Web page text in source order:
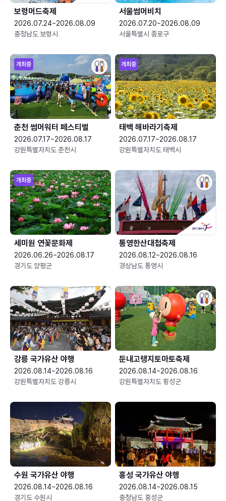
보령머드축제
2026.07.24~2026.08.09
충청남도 보령시
서울썸머비치
2026.07.20~2026.08.09
서울특별시 종로구
개최중
춘천 썸머워터 페스티벌
2026.07.17~2026.08.17
강원특별자치도 춘천시
개최중
태백 해바라기축제
2026.07.17~2026.08.17
강원특별자치도 태백시
개최중
세미원 연꽃문화제
2026.06.26~2026.08.17
경기도 양평군
통영한산대첩축제
2026.08.12~2026.08.16
경상남도 통영시
강릉 국가유산 야행
2026.08.14~2026.08.16
강원특별자치도 강릉시
둔내고랭지토마토축제
2026.08.14~2026.08.16
강원특별자치도 횡성군
수원 국가유산 야행
2026.08.14~2026.08.16
경기도 수원시
홍성 국가유산 야행
2026.08.14~2026.08.15
충청남도 홍성군